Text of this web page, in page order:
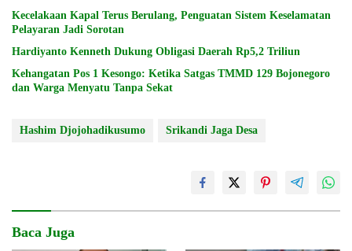
Kecelakaan Kapal Terus Berulang, Penguatan Sistem Keselamatan
Pelayaran Jadi Sorotan
Hardiyanto Kenneth Dukung Obligasi Daerah Rp5,2 Triliun
Kehangatan Pos 1 Kesongo: Ketika Satgas TMMD 129 Bojonegoro
dan Warga Menyatu Tanpa Sekat
Hashim Djojohadikusumo Srikandi Jaga Desa
Baca Juga